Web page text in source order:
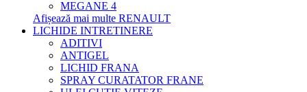
MEGANE 4
Afișează mai multe RENAULT
LICHIDE INTRETINERE
ADITIVI
ANTIGEL
LICHID FRANA
SPRAY CURATATOR FRANE